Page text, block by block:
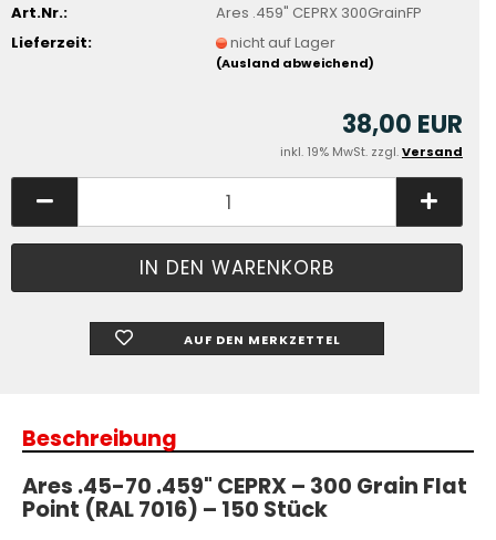
Art.Nr.:
Ares .459" CEPRX 300GrainFP
Lieferzeit:
nicht auf Lager
(Ausland abweichend)
38,00 EUR
inkl. 19% MwSt. zzgl.Versand
AUF DEN MERKZETTEL
Beschreibung
Ares .45-70 .459" CEPRX – 300 Grain Flat
Point (RAL 7016) – 150 Stück